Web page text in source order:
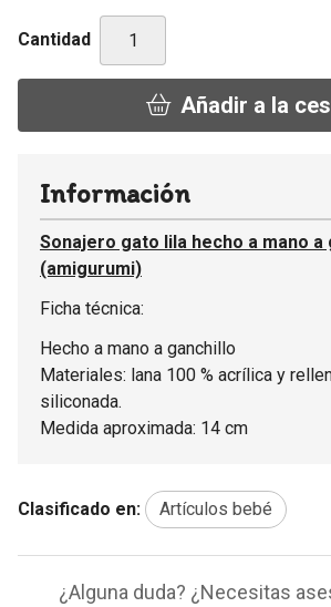
Cantidad
Añadir a la
Información
Sonajero gato lila hecho a mano a
(amigurumi)
Ficha técnica:
Hecho a mano a ganchillo
Materiales: lana 100 % acrílica y
siliconada.
Medida aproximada: 14 cm
Clasificado en: Artículos bebé
¿Alguna duda? ¿Necesitas